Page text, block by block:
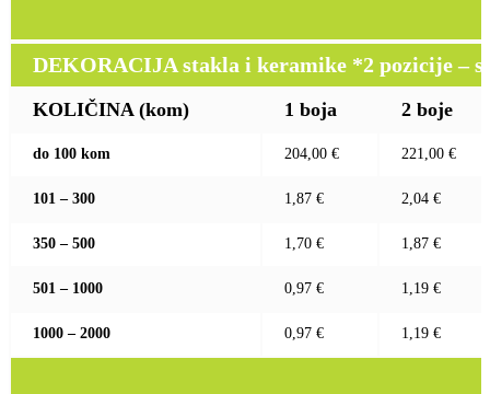
DEKORACIJA stakla i keramike *2 pozicije –
KOLIČINA (kom) 1 boja 2 boje
do 100 kom 204,00 € 221,00 €
101 – 300 1,87 € 2,04 €
350 – 500 1,70 € 1,87 €
501 – 1000 0,97 € 1,19 €
1000 – 2000 0,97 € 1,19 €